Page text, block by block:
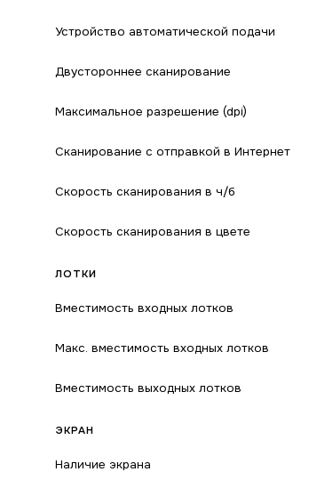
Устройство автоматической подачи
Двустороннее сканирование
Максимальное разрешение (dpi)
Сканирование с отправкой в Интернет
Скорость сканирования в ч/б
Скорость сканирования в цвете
ЛОТКИ
Вместимость входных лотков
Макс. вместимость входных лотков
Вместимость выходных лотков
ЭКРАН
Наличие экрана